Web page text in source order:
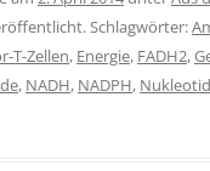
Schlagwörter:
T-Zellen, Energie, FADH2,
, NADH, NADPH,